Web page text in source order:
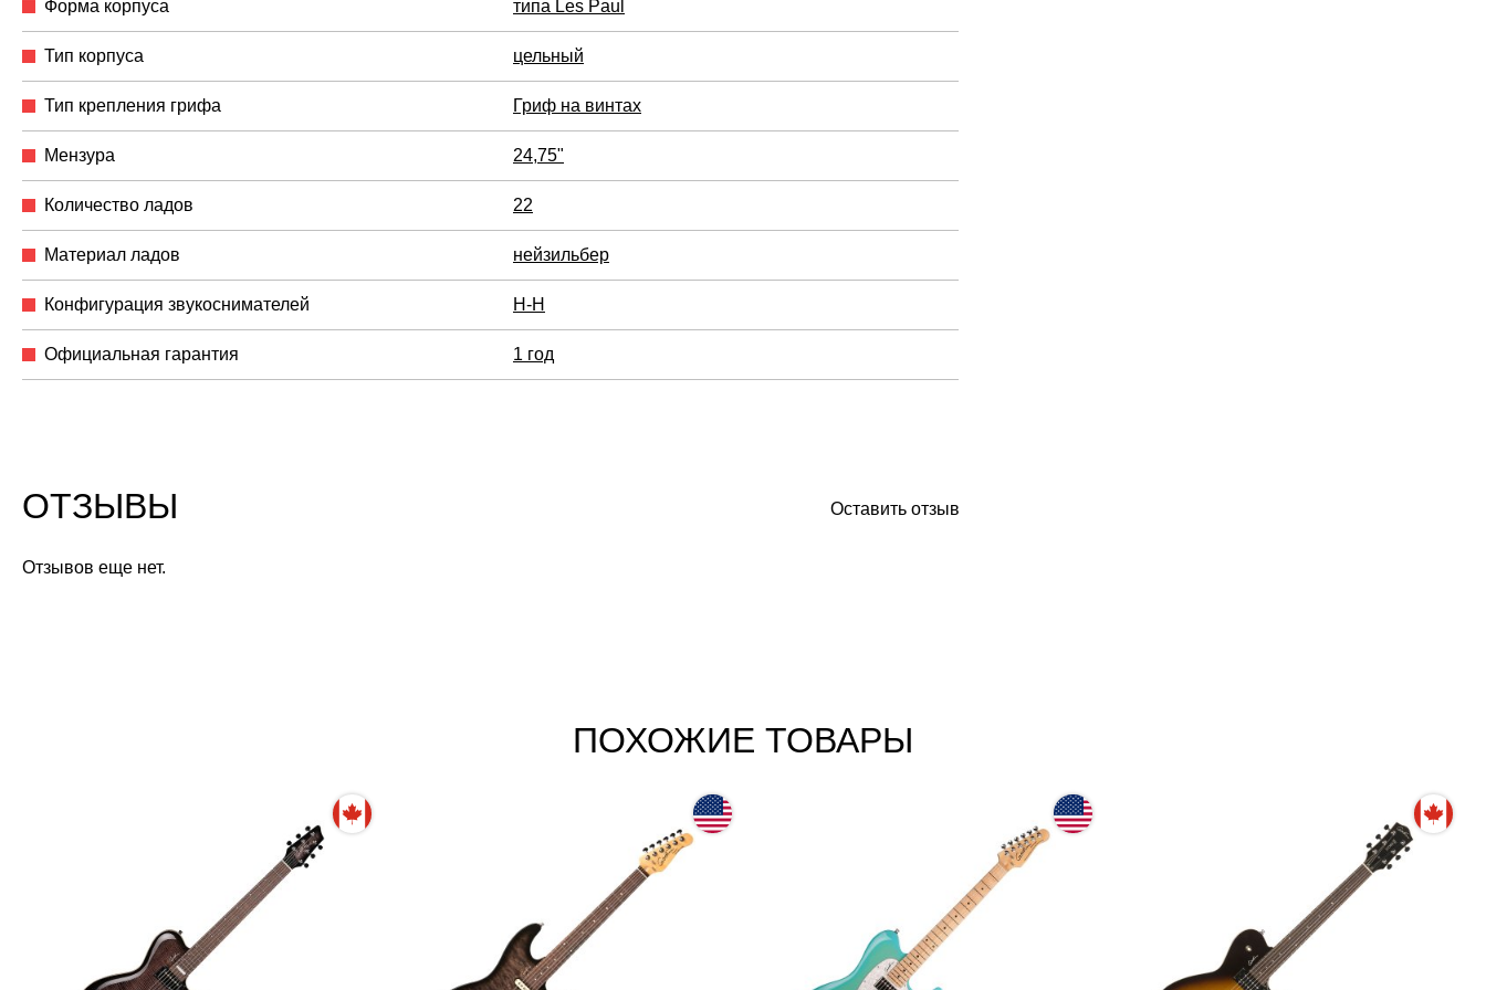
Форма корпуса типа Les Paul
Тип корпуса цельный
Тип крепления грифа Гриф на винтах
Мензура 24,75"
Количество ладов 22
Материал ладов нейзильбер
Конфигурация звукоснимателей H-H
Официальная гарантия 1 год
Оставить отзыв
ОТЗЫВЫ
Отзывов еще нет.
ПОХОЖИЕ ТОВАРЫ